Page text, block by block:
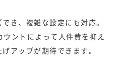
き、複雑な設定にも対応。
ントによって人件費を抑え
アップが期待できます。